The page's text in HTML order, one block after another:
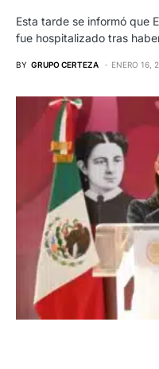
Esta tarde se informó que
fue hospitalizado tras
BY GRUPO CERTEZA ENERO 16,